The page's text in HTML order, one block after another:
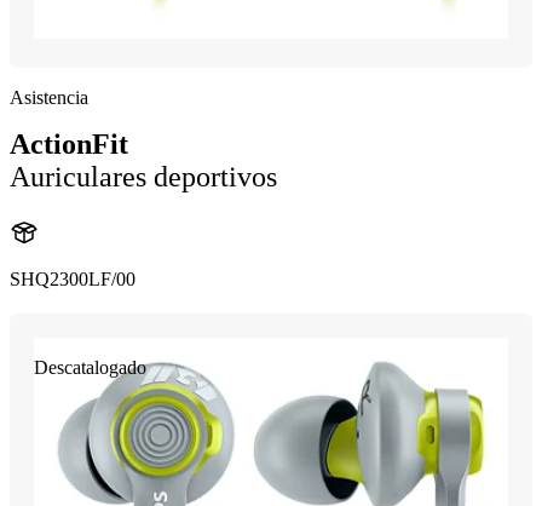
Asistencia
ActionFit
Auriculares deportivos
SHQ2300LF/00
Descatalogado